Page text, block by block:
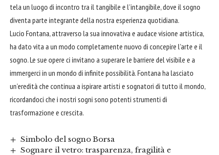
tela un luogo di incontro tra il tangibile e l’intangibile, dove il sogno
diventa parte integrante della nostra esperienza quotidiana.
Lucio Fontana, attraverso la sua innovativa e audace visione artistica,
ha dato vita a un modo completamente nuovo di concepire l’arte e il
sogno. Le sue opere ci invitano a superare le barriere del visibile e a
immergerci in un mondo di infinite possibilità. Fontana ha lasciato
un’eredità che continua a ispirare artisti e sognatori di tutto il mondo,
ricordandoci che i nostri sogni sono potenti strumenti di
trasformazione e crescita.
Simbolo del sogno Borsa
Sognare il vetro: trasparenza, fragilità e